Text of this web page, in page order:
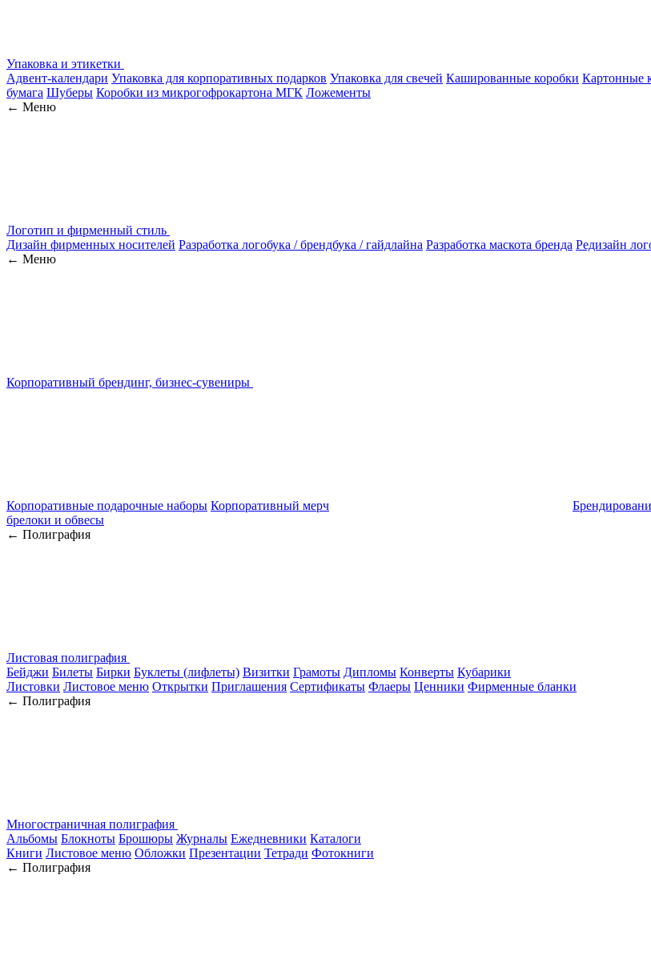
Упаковка и этикетки
Адвент-календари Упаковка для корпоративных подарков Упаковка для свечей Кашированные коробки Картонные
бумага Шуберы Коробки из микрогофрокартона МГК Ложементы
← Меню
Логотип и фирменный стиль
Дизайн фирменных носителей Разработка логобука / брендбука / гайдлайна Разработка маскота бренда Редизайн
← Меню
Корпоративный брендинг, бизнес-сувениры
Корпоративные подарочные наборы Корпоративный мерч
брелоки и обвесы
← Полиграфия
Листовая полиграфия
Бейджи Билеты Бирки Буклеты (лифлеты) Визитки Грамоты Дипломы Конверты Кубарики
Листовки Листовое меню Открытки Приглашения Сертификаты Флаеры Ценники Фирменные бланки
← Полиграфия
Многостраничная полиграфия
Альбомы Блокноты Брошюры Журналы Ежедневники Каталоги
Книги Листовое меню Обложки Презентации Тетради Фотокниги
← Полиграфия